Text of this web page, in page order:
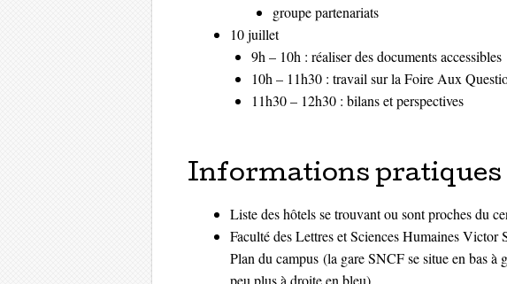
groupe partenariats
10 juillet
9h – 10h : réaliser des documents accessibles
10h – 11h30 : travail sur la Foire Aux
11h30 – 12h30 : bilans et perspectives
Informations pratiques
Liste des hôtelsse trouvant ou sont proches du
Faculté des Lettres et Sciences Humaines
Plan du campus (la gare SNCF se situe en bas à
peu plus à droite en bleu)